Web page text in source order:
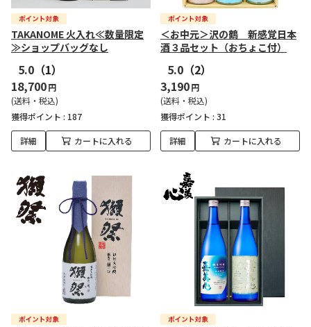
TAKANOME 火入れ≪数量限定
≫ショップバッグなし
5.0 （1）
18,700円
(送料・税込)
獲得ポイント : 187
詳細 カートに入れる
＜お中元＞沢の鶴 新感覚日本
酒３品セット（おちょこ付）
5.0 （2）
3,190円
(送料・税込)
獲得ポイント : 31
詳細 カートに入れる